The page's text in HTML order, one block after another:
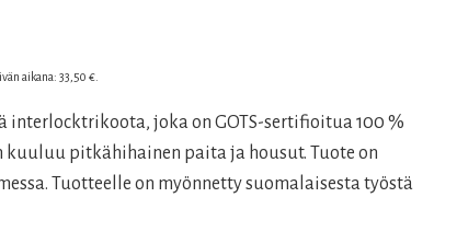
aikana: 33,50 €
interlocktrikoota, joka on GOTS-sertifioitua 100 %
pitkähihainen paita ja housut. Tuote on
Tuotteelle on myönnetty suomalaisesta työstä